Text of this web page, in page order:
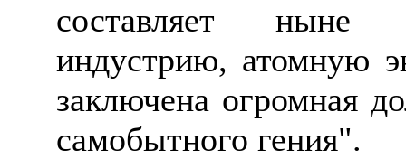
составляет ныне
индустрию, атомную
заключена огромная
самобытного гения".